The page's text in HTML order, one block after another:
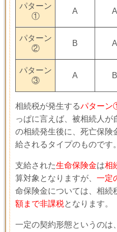
パターン
①
A A
パターン
②
B A
パターン
③
A B
相続税が発生するパターン
っぱに言えば、被相続人が
の相続発生後に、死亡保険
給されるタイプのものです。
支給された生命保険金は相
算対象となりますが、 一定
命保険金については、相続
額まで非課税となります。
一定の契約形態というのは